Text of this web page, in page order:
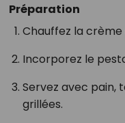
Préparation
Chauffez la
Incorporez le
Servez avec pain,
grillées.